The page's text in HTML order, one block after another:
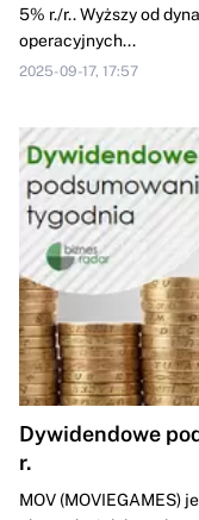
5% r./r.. Wyższy od
operacyjnych...
2025-09-17, 17:57
Dywidendowe
r.
MOV (MOVIEGAMES)